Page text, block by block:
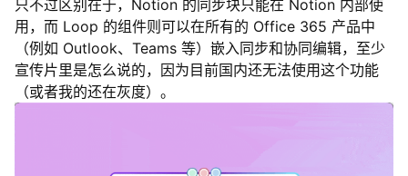
只不过区别在于，Notion 的同步块只能在 Notion 内部使
用，而 Loop 的组件则可以在所有的 Office 365 产品中
（例如 Outlook、Teams 等）嵌入同步和协同编辑，至少
宣传片里是怎么说的，因为目前国内还无法使用这个功能
（或者我的还在灰度）。